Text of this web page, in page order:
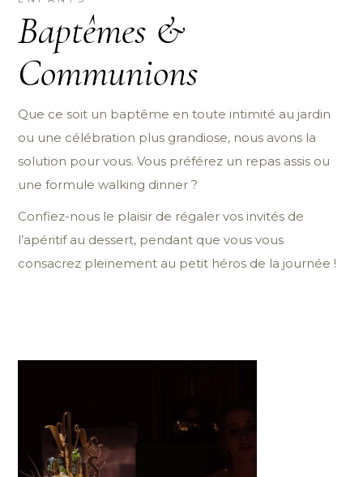
Baptêmes &
Communions
Que ce soit un baptême en toute intimité au jardin
ou une célébration plus grandiose, nous avons la
solution pour vous. Vous préférez un repas assis ou
une formule walking dinner ?
Confiez-nous le plaisir de régaler vos invités de
l’apéritif au dessert, pendant que vous vous
consacrez pleinement au petit héros de la journée !